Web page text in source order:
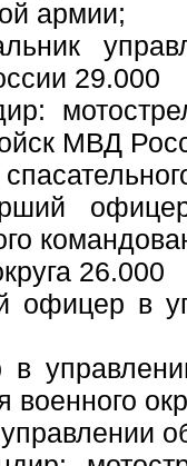
армии;
29.000
МВД
в
26.000
в
военного